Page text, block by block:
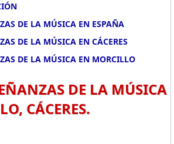
DE LA MÚSICA EN ESPAÑA
DE LA MÚSICA EN CÁCERES
DE LA MÚSICA EN MORCILLO
DE LA MÚSICA
CÁCERES.